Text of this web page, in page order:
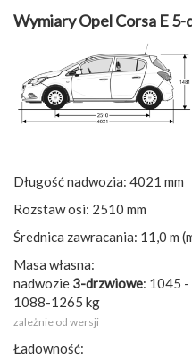
Wymiary Opel Corsa E 5-
Długość nadwozia: 4021 mm
Rozstaw osi: 2510 mm
Średnica zawracania: 11,0 m
Masa własna:
nadwozie 3-drzwiowe: 1045
1088-1265 kg
zależnie od wersji
Ładowność: